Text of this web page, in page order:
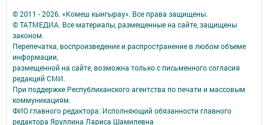
© 2011 - 2026. «Комеш кынгырау». Все права защищены.
© ТАТМЕДИА. Все материалы, размещенные на сайте, защищены
законом.
Перепечатка, воспроизведение и распространение в любом объеме
информации,
размещенной на сайте, возможна только с письменного согласия
редакций СМИ.
При поддержке Республиканского агентства по печати и массовым
коммуникациям.
ФИО главного редактора: Исполняющий обязанности главного
редактора Яруллина Лариса Шамилевна